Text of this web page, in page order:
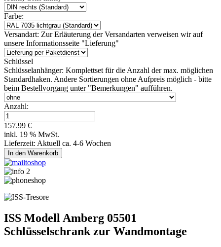
Farbe:
Versandart: Zur Erläuterung der Versandarten verweisen wir auf
unsere Informationsseite "Lieferung"
Schlüssel
Schlüsselanhänger: Komplettset für die Anzahl der max. möglichen
Standardhaken. Andere Sortierungen ohne Aufpreis möglich - bitte
beim Bestellvorgang unter "Bemerkungen" aufführen.
Anzahl:
157.99 €
inkl. 19 % MwSt.
Lieferzeit: Aktuell ca. 4-6 Wochen
ISS Modell Amberg 05501
Schlüsselschrank zur Wandmontage